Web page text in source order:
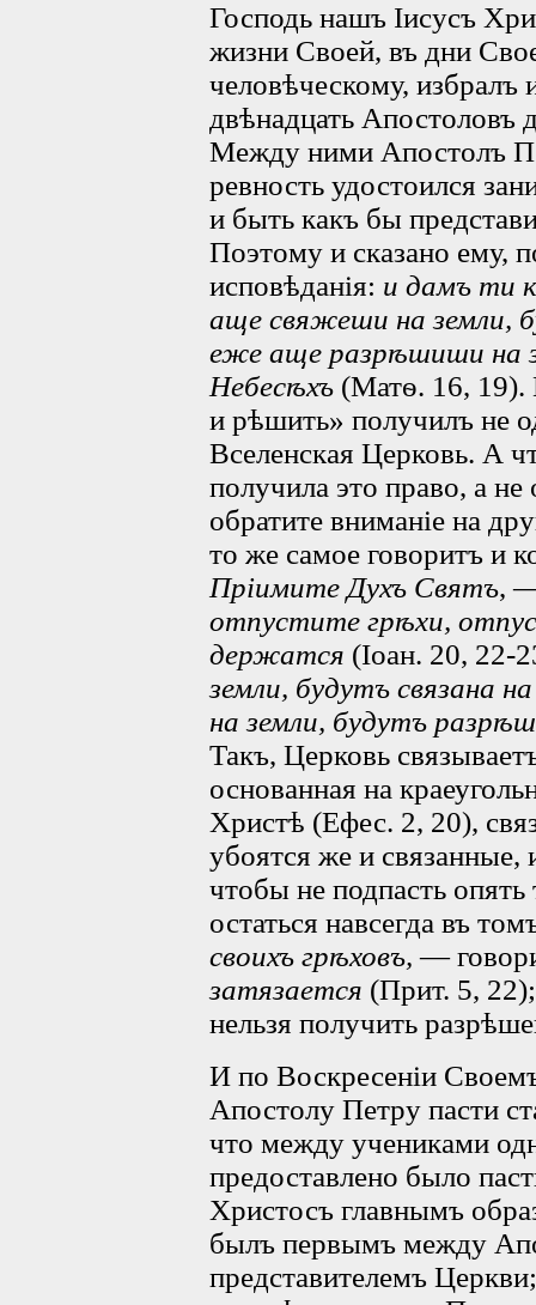
Господь нашъ Іисусъ
жизни Своей, въ дни
человѣческому, избралъ
двѣнадцать Апостоловъ
Между ними Апостолъ
ревность удостоился
и быть какъ бы
Поэтому и сказано ему,
исповѣданія: и дамъ ти
аще свяжеши на земли,
еже аще разрѣшиши на
Небесѣхъ (Матѳ. 16, 19).
и рѣшить» получилъ не
Вселенская Церковь. А
получила это право, а
обратите вниманіе на
то же самое говоритъ и
Пріимите Духъ Святъ,
отпустите грѣхи,
держатся (Іоан. 20, 22-
земли, будутъ связана
на земли, будутъ
Такъ, Церковь
основанная на
Христѣ (Ефес. 2, 20),
убоятся же и
чтобы не подпасть
остаться навсегда въ
своихъ грѣховъ, —
затязается (Прит. 5,
нельзя получить
И по Воскресеніи
Апостолу Петру пасти
что между учениками
предоставлено было
Христосъ главнымъ
былъ первымъ между
представителемъ